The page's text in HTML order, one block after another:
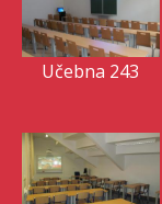
Učebna 243